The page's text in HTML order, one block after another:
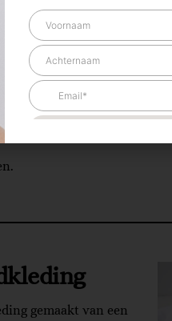
zelfs in die korte tijd
namelijk een flinke
Geen paniek!
we aan de slag gaan!
gemaakt van een